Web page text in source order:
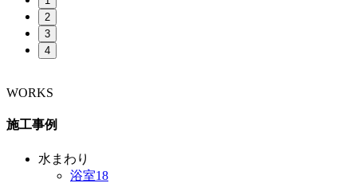
2
3
4
WORKS
施工事例
水まわり
浴室18